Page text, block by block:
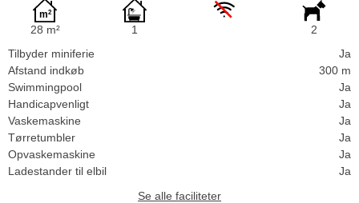
28 m² 1
2
Tilbyder miniferie
Ja
Afstand indkøb
300 m
Swimmingpool
Ja
Handicapvenligt
Ja
Vaskemaskine
Ja
Tørretumbler
Ja
Opvaskemaskine
Ja
Ladestander til elbil
Ja
Se alle faciliteter